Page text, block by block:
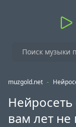
muzgold.net -
вам лет не